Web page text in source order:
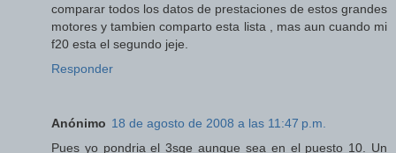
comparar todos los datos de prestaciones de estos grandes
motores y tambien comparto esta lista , mas aun cuando mi
f20 esta el segundo jeje.
Responder
Anónimo 18 de agosto de 2008 a las 11:47 p.m.
Pues yo pondria el 3sge aunque sea en el puesto 10. Un